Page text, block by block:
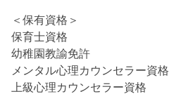
＜保有資格＞
保育士資格
幼稚園教諭免許
メンタル心理カウンセラー資格
上級心理カウンセラー資格